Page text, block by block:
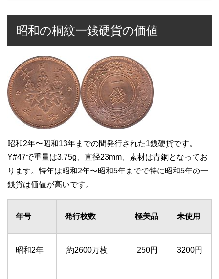
昭和の桐紋一銭硬貨の価値
昭和2年〜昭和13年までの間発行された1銭硬貨です。
Y#47で重量は3.75g、直径23mm、素材は青銅となってお
ります。特年は昭和2年〜昭和5年までで特に昭和5年の一
銭貨は価値が高いです。
年号 発行枚数 極美品 未使用
昭和2年 約2600万枚 250円 3200円